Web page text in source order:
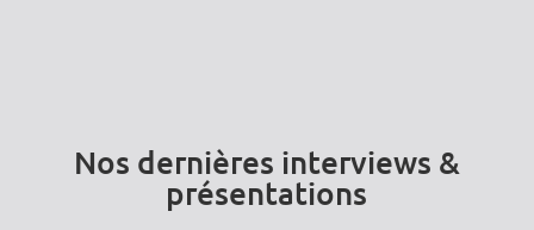
Nos dernières interviews &
présentations